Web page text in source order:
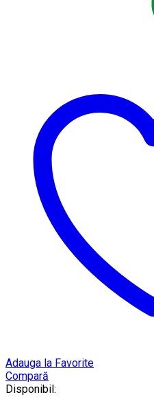
Adauga la Favorite
Compară
Disponibil: